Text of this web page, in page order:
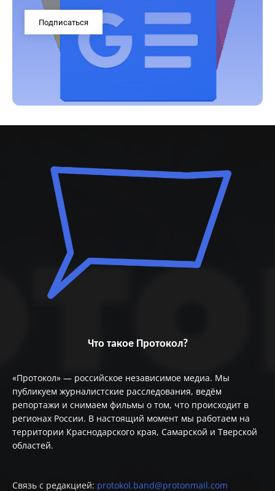
Подписаться
Что такое Протокол?
«Протокол» — российское независимое медиа. Мы
публикуем журналистские расследования, ведём
репортажи и снимаем фильмы о том, что происходит в
регионах России. В настоящий момент мы работаем на
территории Краснодарского края, Самарской и Тверской
областей.
Связь с редакцией: protokol.band@protonmail.com